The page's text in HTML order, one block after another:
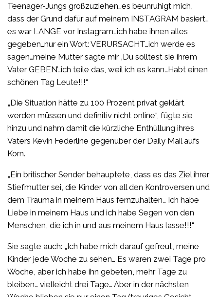
Teenager-Jungs großzuziehen…es beunruhigt mich,
dass der Grund dafür auf meinem INSTAGRAM basiert…
es war LANGE vor Instagram…ich habe ihnen alles
gegeben…nur ein Wort: VERURSACHT…ich werde es
sagen…meine Mutter sagte mir ‚Du solltest sie ihrem
Vater GEBEN’…ich teile das, weil ich es kann…Habt einen
schönen Tag Leute!!!“
„Die Situation hätte zu 100 Prozent privat geklärt
werden müssen und definitiv nicht online“, fügte sie
hinzu und nahm damit die kürzliche Enthüllung ihres
Vaters Kevin Federline gegenüber der Daily Mail aufs
Korn.
„Ein britischer Sender behauptete, dass es das Ziel ihrer
Stiefmutter sei, die Kinder von all den Kontroversen und
dem Trauma in meinem Haus fernzuhalten… Ich habe
Liebe in meinem Haus und ich habe Segen von den
Menschen, die ich in und aus meinem Haus lasse!!!“
Sie sagte auch: „Ich habe mich darauf gefreut, meine
Kinder jede Woche zu sehen… Es waren zwei Tage pro
Woche, aber ich habe ihn gebeten, mehr Tage zu
bleiben… vielleicht drei Tage… Aber in der nächsten